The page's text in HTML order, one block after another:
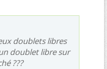
doublets libres
doublet libre sur
???